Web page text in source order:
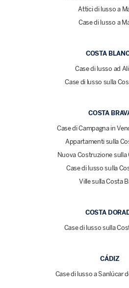
Attici di lusso a
Case di lusso a
COSTA
Case di lusso ad
Case di lusso sulla
COSTA
Case di Campagna in
Appartamenti sulla
Nuova Costruzione sulla
Case di lusso sulla
Ville sulla Costa
COSTA
Case di lusso sulla
CÁDIZ
Case di lusso a Sanlúcar